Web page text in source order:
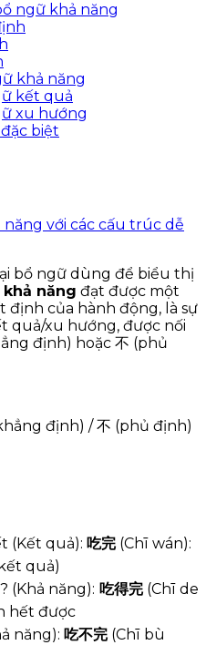
ngữ khả năng
khả năng
kết quả
xu hướng
biệt
với các cấu trúc dễ
bổ ngữ dùng để biểu thị
năng đạt được một
định của hành động, là sự
quả/xu hướng, được nối
định) hoặc 不 (phủ
định) / 不 (phủ định)
(Kết quả): 吃完 (Chī wán):
quả)
(Khả năng): 吃得完 (Chī de
hết được
năng): 吃不完 (Chī bù